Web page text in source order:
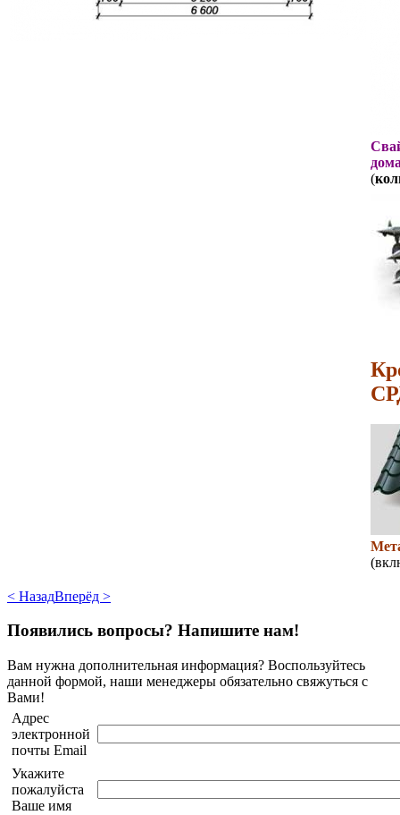
(
< НазадВперёд >
Появились вопросы? Напишите нам!
Вам нужна дополнительная информация? Воспользуйтесь
данной формой, наши менеджеры обязательно свяжуться с
Вами!
Адрес
электронной
почты Email
Укажите
пожалуйста
Ваше имя